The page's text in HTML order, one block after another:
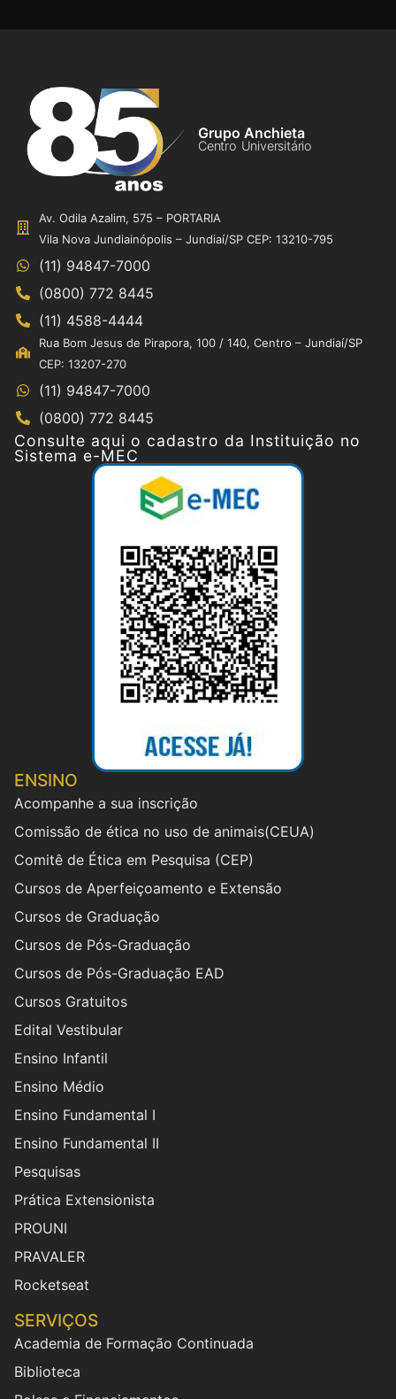
Grupo Anchieta
Centro Universitário
Av. Odila Azalim, 575 – PORTARIA
Vila Nova Jundiainópolis – Jundiaí/SP CEP: 13210-795
(11) 94847-7000
(0800) 772 8445
(11) 4588-4444
Rua Bom Jesus de Pirapora, 100 / 140, Centro – Jundiaí/SP
CEP: 13207-270
(11) 94847-7000
(0800) 772 8445
Consulte aqui o cadastro da Instituição no
Sistema e-MEC
ENSINO
Acompanhe a sua inscrição
Comissão de ética no uso de animais(CEUA)
Comitê de Ética em Pesquisa (CEP)
Cursos de Aperfeiçoamento e Extensão
Cursos de Graduação
Cursos de Pós-Graduação
Cursos de Pós-Graduação EAD
Cursos Gratuitos
Edital Vestibular
Ensino Infantil
Ensino Médio
Ensino Fundamental I
Ensino Fundamental II
Pesquisas
Prática Extensionista
PROUNI
PRAVALER
Rocketseat
SERVIÇOS
Academia de Formação Continuada
Biblioteca